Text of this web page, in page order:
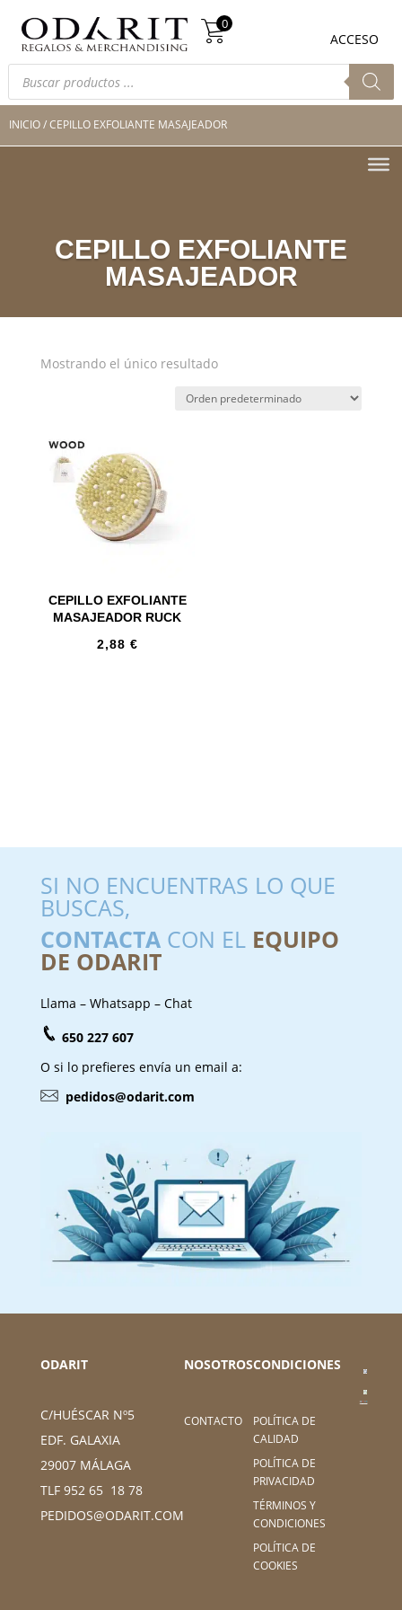
Búsqueda
de
productos
0
ACCESO
0
Búsqueda
productos
INICIO/ CEPILLO EXFOLIANTE MASAJEADOR
CEPILLO EXFOLIANTE
MASAJEADOR
Mostrando el único resultado
CEPILLO EXFOLIANTE
MASAJEADOR RUCK
2,88 €
SI NO ENCUENTRAS LO QUE
BUSCAS,
CONTACTACON EL EQUIPO
DE ODARIT
Llama – Whatsapp – Chat
650 227 607
O si lo prefieres envía un email a:
pedidos@odarit.com
ODARIT
C/HUÉSCAR Nº5
EDF. GALAXIA
29007 MÁLAGA
TLF 952 65 18 78
PEDIDOS@ODARIT.COM
NOSOTROS
CONTACTO
CONDICIONES
POLÍTICA DE
CALIDAD
POLÍTICA DE
PRIVACIDAD
TÉRMINOS Y
CONDICIONES
POLÍTICA DE
COOKIES